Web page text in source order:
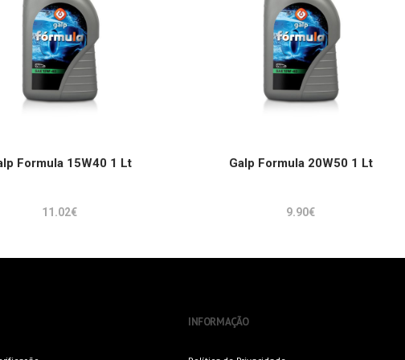
ADICIONAR
Formula 15W40 1 Lt
11.02€
ADICIONAR
Galp Formula 20W50 1 Lt
9.90€
INFORMAÇÃO